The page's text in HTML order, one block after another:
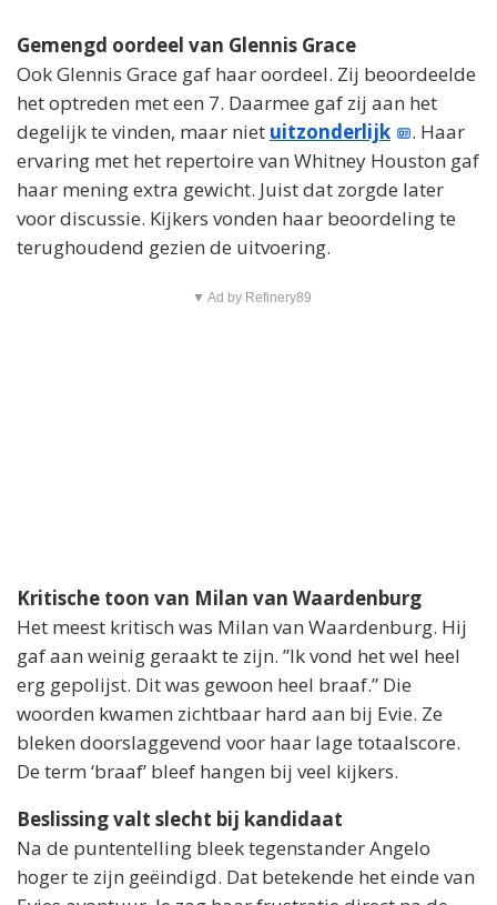
Gemengd oordeel van Glennis Grace
Ook Glennis Grace gaf haar oordeel. Zij beoordeelde
het optreden met een 7. Daarmee gaf zij aan het
degelijk te vinden, maar niet uitzonderlijk
. Haar
ervaring met het repertoire van Whitney Houston gaf
haar mening extra gewicht. Juist dat zorgde later
voor discussie. Kijkers vonden haar beoordeling te
terughoudend gezien de uitvoering.
▼ Ad by Refinery89
Kritische toon van Milan van Waardenburg
Het meest kritisch was Milan van Waardenburg. Hij
gaf aan weinig geraakt te zijn. ”Ik vond het wel heel
erg gepolijst. Dit was gewoon heel braaf.” Die
woorden kwamen zichtbaar hard aan bij Evie. Ze
bleken doorslaggevend voor haar lage totaalscore.
De term ‘braaf’ bleef hangen bij veel kijkers.
Beslissing valt slecht bij kandidaat
Na de puntentelling bleek tegenstander Angelo
hoger te zijn geëindigd. Dat betekende het einde van